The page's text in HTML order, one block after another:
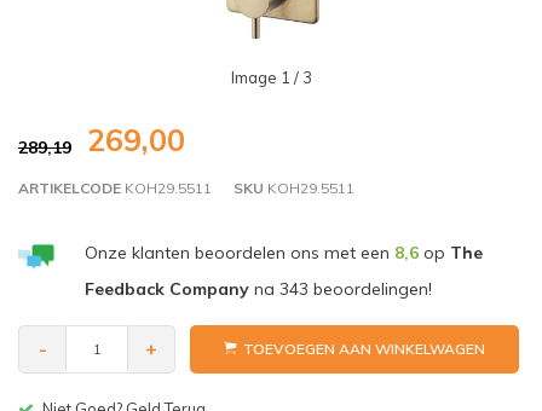
Image 1 / 3
289,19 269,00
ARTIKELCODE KOH29.5511 SKU KOH29.5511
Onze klanten beoordelen ons met een 8,6op The
Feedback Companyna 343 beoordelingen!
- + TOEVOEGEN AAN WINKELWAGEN